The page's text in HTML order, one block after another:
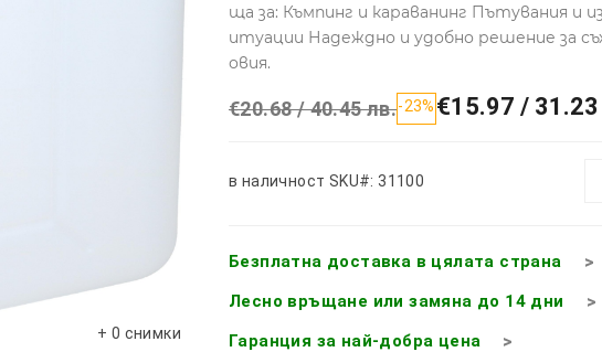
+ 0 снимки
ща за: Къмпинг и караванинг Пътувания и
итуации Надеждно и удобно решение за
овия.
€20.68 / 40.45 лв.-23% €15.97 / 31.23
в наличност SKU#: 31100
Безплатна доставка в цялата страна
Лесно връщане или замяна до 14 дни
Гаранция за най-добра цена